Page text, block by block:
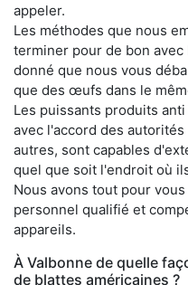
appeler.
Les méthodes que nous
terminer pour de bon
donné que nous vous
que des œufs dans le
Les puissants produits
avec l'accord des
autres, sont capables
quel que soit l'endroit où
Nous avons tout pour
personnel qualifié et
appareils.
À Valbonne de quelle
de blattes américaines ?